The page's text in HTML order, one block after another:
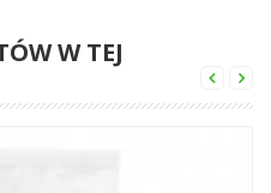
W TEJ